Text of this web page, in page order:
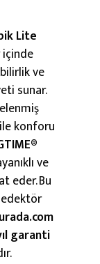
Lite
ve
sunar.
konforu
ve
eder. Bu
garanti